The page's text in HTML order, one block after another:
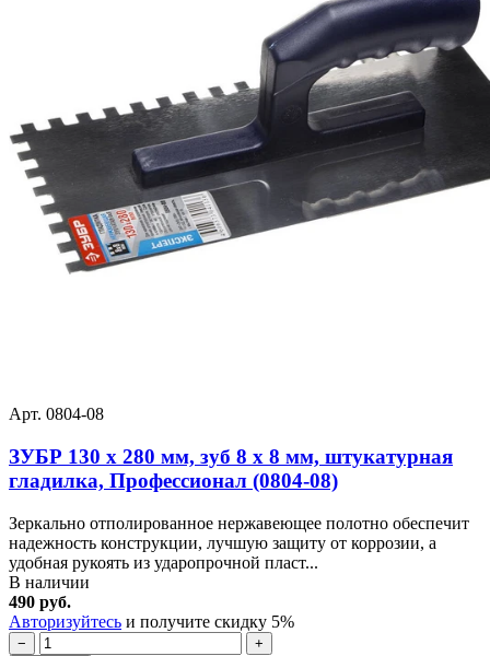
Арт. 0804-08
ЗУБР 130 х 280 мм, зуб 8 х 8 мм, штукатурная
гладилка, Профессионал (0804-08)
Зеркально отполированное нержавеющее полотно обеспечит
надежность конструкции, лучшую защиту от коррозии, а
удобная рукоять из ударопрочной пласт...
В наличии
490 руб.
Авторизуйтесь и получите скидку 5%
−
+